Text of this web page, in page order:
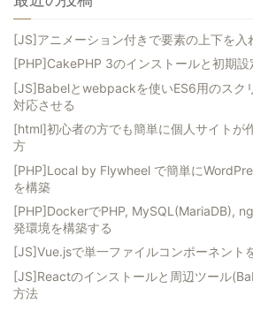
[JS]アニメーション付きで要素の上下を入
[PHP]CakePHP 3のインストールと初期設
[JS]Babelとwebpackを使いES6用のスク
対応させる
[html]初心者の方でも簡単に個人サイトが
方
[PHP]Local by Flywheel で簡単に
を構築
[PHP]DockerでPHP, MySQL(MariaDB),
発環境を構築する
[JS]Vue.jsで単一ファイルコンポーネント
[JS]Reactのインストールと周辺ツール
方法